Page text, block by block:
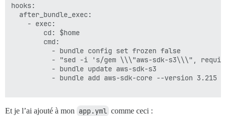
hooks:
  after_bundle_exec:
    - exec:
        cd: $home
        cmd:
          - bundle config set frozen false
- "sed -i 's/gem \\\"aws-sdk-s3\\\",
          - bundle update aws-sdk-s3
          - bundle add aws-sdk-core --version 3.215
Et je l’ai ajouté à mon app.yml comme ceci :